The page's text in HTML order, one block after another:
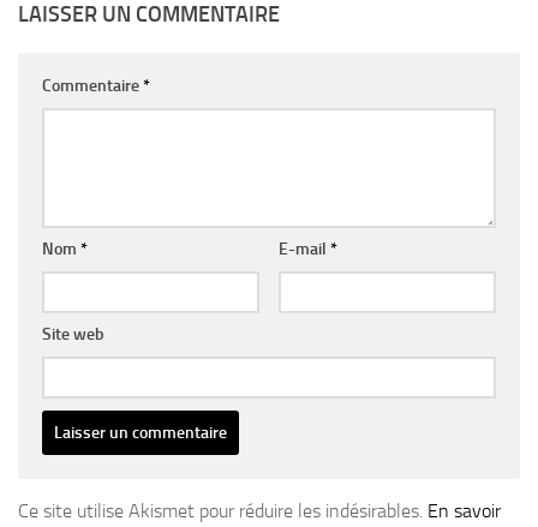
LAISSER UN COMMENTAIRE
Commentaire*
Nom * E-mail *
Site web
Ce site utilise Akismet pour réduire les indésirables. En savoir